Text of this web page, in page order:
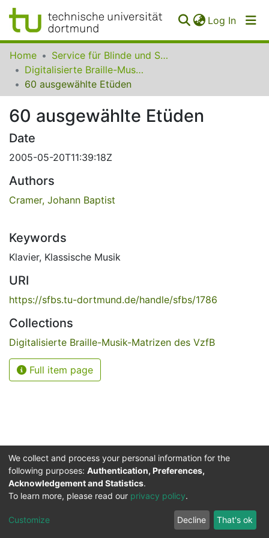
Log In
Communities
Collections
FAQ
Home
Service für Blinde und Sehbehinderte der UB Dortmund
Digitalisierte Braille-Musik-Matrizen des VzfB
60 ausgewählte Etüden
60 ausgewählte Etüden
Date
2005-05-20T11:39:18Z
Authors
Cramer, Johann Baptist
Keywords
Klavier, Klassische Musik
URI
https://sfbs.tu-dortmund.de/handle/sfbs/1786
Collections
Digitalisierte Braille-Musik-Matrizen des VzfB
Full item page
Service for the Blind and Visually Impaired
ITMC
Cookie
Privacy
policy
Feedback
We collect and process your personal information for the
following purposes: Authentication, Preferences,
Acknowledgement and Statistics.
To learn more, please read our privacy policy.
Customize Decline That's ok